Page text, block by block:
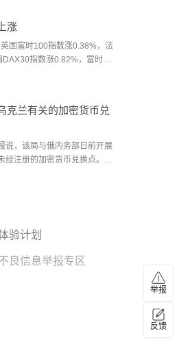
涨
国富时100指数涨0.38%，法
指数涨0.82%，富时意
克兰有关的加密货币兑
说，该局与俄内务部日前开展
经注册的加密货币兑换点。乌
不实
渠道出现关于刚果（金）东
加工、外销的全部钴产品，
预期为3.63%，预期
验计划
良信息举报专区
举报
反馈